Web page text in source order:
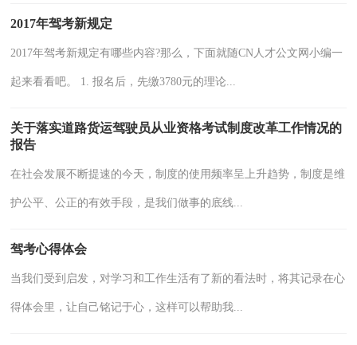
2017年驾考新规定
2017年驾考新规定有哪些内容?那么，下面就随CN人才公文网小编一
起来看看吧。 1. 报名后，先缴3780元的理论...
关于落实道路货运驾驶员从业资格考试制度改革工作情况的
报告
在社会发展不断提速的今天，制度的使用频率呈上升趋势，制度是维
护公平、公正的有效手段，是我们做事的底线...
驾考心得体会
当我们受到启发，对学习和工作生活有了新的看法时，将其记录在心
得体会里，让自己铭记于心，这样可以帮助我...